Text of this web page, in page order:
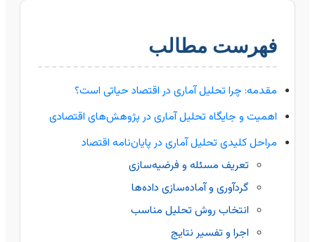
فهرست مطالب
مقدمه: چرا تحلیل آماری در اقتصاد حیاتی است؟
اهمیت و جایگاه تحلیل آماری در پژوهش‌های اقتصادی
مراحل کلیدی تحلیل آماری در پایان‌نامه اقتصاد
تعریف مسئله و فرضیه‌سازی
گردآوری و آماده‌سازی داده‌ها
انتخاب روش تحلیل مناسب
اجرا و تفسیر نتایج